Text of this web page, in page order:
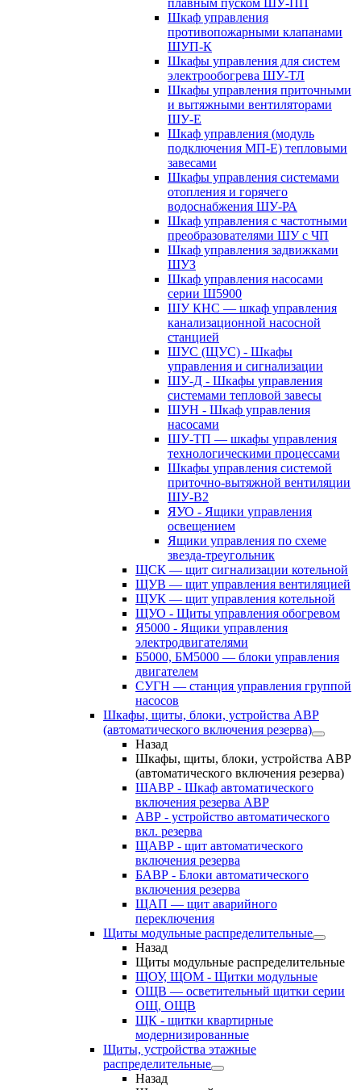
плавным пуском ШУ-ПП
Шкаф управления
противопожарными клапанами
ШУП-К
Шкафы управления для систем
электрообогрева ШУ-ТЛ
Шкафы управления приточными
и вытяжными вентиляторами
ШУ-Е
Шкаф управления (модуль
подключения МП-Е) тепловыми
завесами
Шкафы управления системами
отопления и горячего
водоснабжения ШУ-РА
Шкаф управления с частотными
преобразователями ШУ с ЧП
Шкаф управления задвижками
ШУЗ
Шкаф управления насосами
серии Ш5900
ШУ КНС — шкаф управления
канализационной насосной
станцией
ШУС (ЩУС) - Шкафы
управления и сигнализации
ШУ-Д - Шкафы управления
системами тепловой завесы
ШУН - Шкаф управления
насосами
ШУ-ТП — шкафы управления
технологическими процессами
Шкафы управления системой
приточно-вытяжной вентиляции
ШУ-В2
ЯУО - Ящики управления
освещением
Ящики управления по схеме
звезда-треугольник
ЩСК — щит сигнализации котельной
ЩУВ — щит управления вентиляцией
ЩУК — щит управления котельной
ЩУО - Щиты управления обогревом
Я5000 - Ящики управления
электродвигателями
Б5000, БМ5000 — блоки управления
двигателем
СУГН — станция управления группой
насосов
Шкафы, щиты, блоки, устройства АВР
(автоматического включения резерва)
Назад
Шкафы, щиты, блоки, устройства АВР
(автоматического включения резерва)
ШАВР - Шкаф автоматического
включения резерва АВР
АВР - устройство автоматического
вкл. резерва
ЩАВР - щит автоматического
включения резерва
БАВР - Блоки автоматического
включения резерва
ЩАП — щит аварийного
переключения
Щиты модульные распределительные
Назад
Щиты модульные распределительные
ЩОУ, ЩОМ - Щитки модульные
ОЩВ — осветительный щитки серии
ОЩ, ОЩВ
ЩК - щитки квартирные
модернизированные
Щиты, устройства этажные
распределительные
Назад